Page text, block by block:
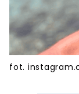
fot.